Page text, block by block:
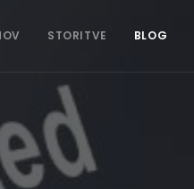
STORITVE BLOG